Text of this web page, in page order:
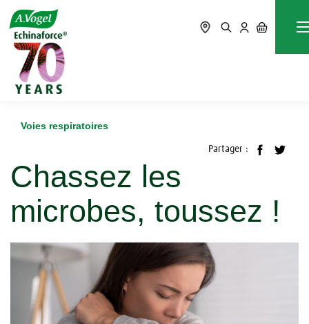
Accueil
Chassez les microbes, toussez !
Voies respiratoires
Partager :
Chassez les
microbes, toussez !